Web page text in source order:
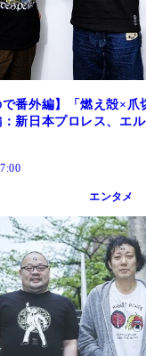
で番外編】「燃え殻×
新日本プロレス、エ
エンタメ